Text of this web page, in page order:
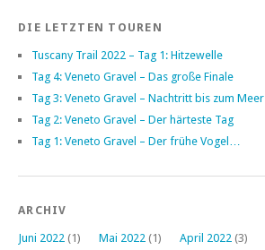
DIE LETZTEN TOUREN
Tuscany Trail 2022 – Tag 1: Hitzewelle
Tag 4: Veneto Gravel – Das große Finale
Tag 3: Veneto Gravel – Nachtritt bis zum Meer
Tag 2: Veneto Gravel – Der härteste Tag
Tag 1: Veneto Gravel – Der frühe Vogel…
ARCHIV
Juni 2022 (1) Mai 2022 (1) April 2022 (3)